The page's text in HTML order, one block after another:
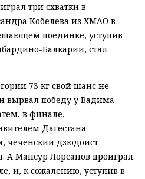
три схватки в
Кобелева из ХМАО в
поединке, уступив
Балкарии, стал
73 кг свой шанс не
вырвал победу у Вадима
в финале,
Дагестана
дзюдоист
А Мансур Лорсанов проиграл
и, к сожалению, уступив в